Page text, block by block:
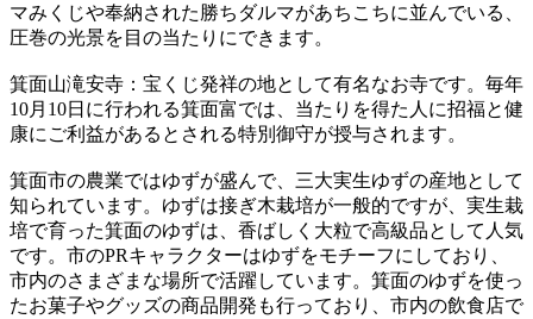
マみくじや奉納された勝ちダルマがあちこちに並んでいる、
圧巻の光景を目の当たりにできます。
箕面山滝安寺：宝くじ発祥の地として有名なお寺です。毎年
10月10日に行われる箕面富では、当たりを得た人に招福と健
康にご利益があるとされる特別御守が授与されます。
箕面市の農業ではゆずが盛んで、三大実生ゆずの産地として
知られています。ゆずは接ぎ木栽培が一般的ですが、実生栽
培で育った箕面のゆずは、香ばしく大粒で高級品として人気
です。市のPRキャラクターはゆずをモチーフにしており、
市内のさまざまな場所で活躍しています。箕面のゆずを使っ
たお菓子やグッズの商品開発も行っており、市内の飲食店で